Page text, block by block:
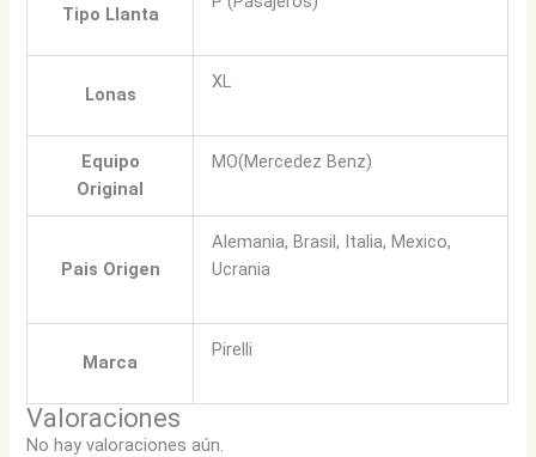
Tipo Llanta
Lonas
XL
Equipo
Original
MO(Mercedez Benz)
Pais Origen
Alemania, Brasil, Italia, Mexico,
Ucrania
Marca
Pirelli
Valoraciones
No hay valoraciones aún.